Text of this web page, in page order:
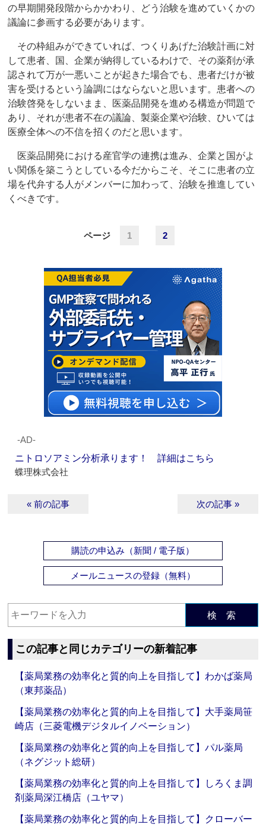
の早期開発段階からかかわり、どう治験を進めていくかの
議論に参画する必要があります。
その枠組みができていれば、つくりあげた治験計画に対
して患者、国、企業が納得しているわけで、その薬剤が承
認されて万が一悪いことが起きた場合でも、患者だけが被
害を受けるという論調にはならないと思います。患者への
治験啓発をしないまま、医薬品開発を進める構造が問題で
あり、それが患者不在の議論、製薬企業や治験、ひいては
医療全体への不信を招くのだと思います。
医薬品開発における産官学の連携は進み、企業と国がよ
い関係を築こうとしている今だからこそ、そこに患者の立
場を代弁する人がメンバーに加わって、治験を推進してい
くべきです。
ページ 1 2
‐AD‐
ニトロソアミン分析承ります！ 詳細はこちら
蝶理株式会社
« 前の記事 次の記事 »
購読の申込み（新聞 / 電子版）
メールニュースの登録（無料）
検 索
この記事と同じカテゴリーの新着記事
【薬局業務の効率化と質的向上を目指して】わかば薬局
（東邦薬品）
【薬局業務の効率化と質的向上を目指して】大手薬局笹
崎店（三菱電機デジタルイノベーション）
【薬局業務の効率化と質的向上を目指して】パル薬局
（ネグジット総研）
【薬局業務の効率化と質的向上を目指して】しろくま調
剤薬局深江橋店（ユヤマ）
【薬局業務の効率化と質的向上を目指して】クローバー